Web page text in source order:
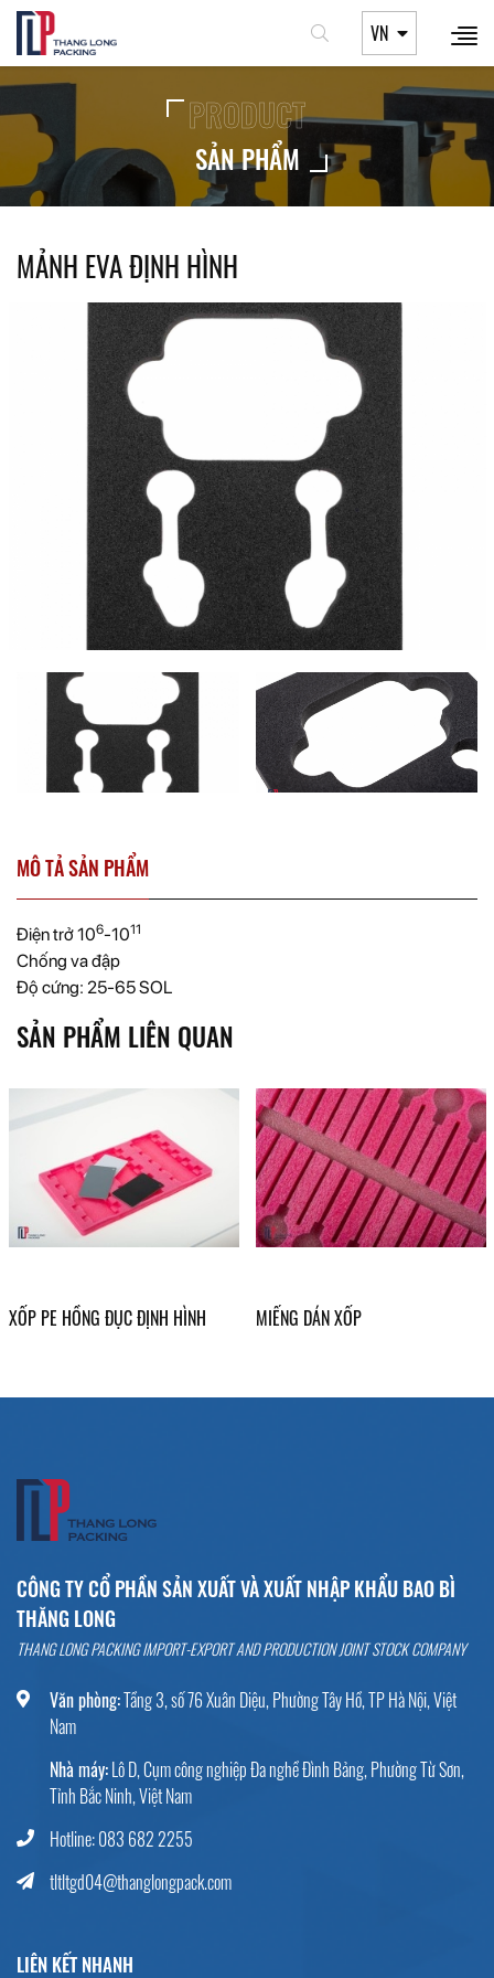
VN
PRODUCT
SẢN PHẨM
MẢNH EVA ĐỊNH HÌNH
MÔ TẢ SẢN PHẨM
Điện trở 106-1011
Chống va đập
Độ cứng: 25-65 SOL
SẢN PHẨM LIÊN QUAN
XỐP PE HỒNG ĐỤC ĐỊNH HÌNH MIẾNG DÁN XỐP
CÔNG TY CỔ PHẦN SẢN XUẤT VÀ XUẤT NHẬP KHẨU BAO BÌ
THĂNG LONG
THANG LONG PACKING IMPORT-EXPORT AND PRODUCTION JOINT STOCK COMPANY
Văn phòng:Tầng 3, số 76 Xuân Diệu, Phường Tây Hồ, TP Hà Nội, Việt
Nam
Nhà máy:Lô D, Cụm công nghiệp Đa nghề Đình Bảng, Phường Từ Sơn,
Tỉnh Bắc Ninh, Việt Nam
Hotline: 083 682 2255
tltltgd04@thanglongpack.com
LIÊN KẾT NHANH